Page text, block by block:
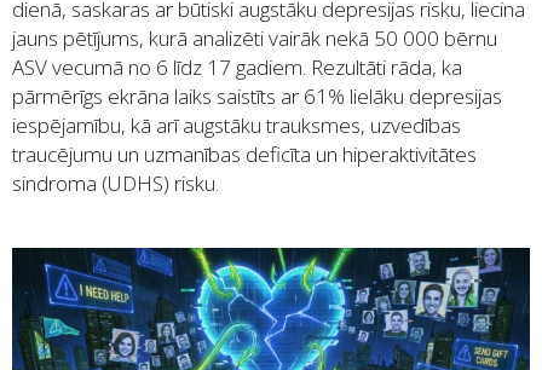
dienā, saskaras ar būtiski augstāku depresijas risku, liecina
jauns pētījums, kurā analizēti vairāk nekā 50 000 bērnu
ASV vecumā no 6 līdz 17 gadiem. Rezultāti rāda, ka
pārmērīgs ekrāna laiks saistīts ar 61% lielāku depresijas
iespējamību, kā arī augstāku trauksmes, uzvedības
traucējumu un uzmanības deficīta un hiperaktivitātes
sindroma (UDHS) risku.